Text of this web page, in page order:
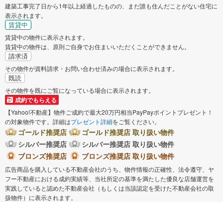
建築工事完了日から1年以上経過したものの、まだ誰も住んだことがない住宅に
表示されます。
賃貸中
賃貸中の物件に表示されます。
賃貸中の物件は、原則ご自身でお住まいいただくことができません。
請求済
その物件が資料請求・お問い合わせ済みの場合に表示されます。
既読
その物件を既にご覧になっている場合に表示されます。
成約でもらえる
【Yahoo!不動産】物件ご成約で最大20万円相当PayPayポイントプレゼント！
の対象物件です。詳細はプレゼント詳細をご覧ください。
ゴールド推奨店
ゴールド推奨店 取り扱い物件
シルバー推奨店
シルバー推奨店 取り扱い物件
ブロンズ推奨店
ブロンズ推奨店 取り扱い物件
広告商品を購入している不動産会社のうち、物件情報の正確性、法令遵守、ヤ
フー不動産における成約実績等、当社所定の基準を満たした優良な店舗運営を
実践していると認めた不動産会社（もしくは当該認定を受けた不動産会社の取
扱物件）に表示されます。